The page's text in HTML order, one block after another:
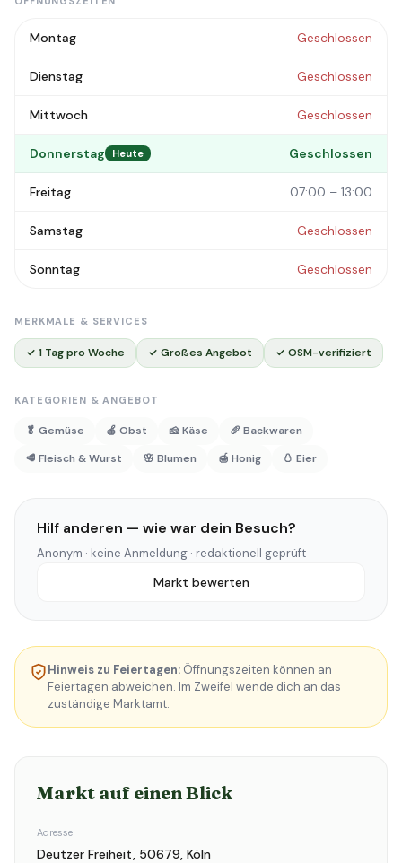
Montag Geschlossen
Dienstag Geschlossen
Mittwoch Geschlossen
Donnerstag Heute Geschlossen
Freitag 07:00 – 13:00
Samstag Geschlossen
Sonntag Geschlossen
MERKMALE & SERVICES
✓ 1 Tag pro Woche ✓ Großes Angebot ✓ OSM-verifiziert
KATEGORIEN & ANGEBOT
🥬 Gemüse 🍎 Obst 🧀 Käse
🥖 Backwaren
🥩 Fleisch & Wurst
🌸 Blumen 🍯 Honig 🥚 Eier
Hilf anderen — wie war dein Besuch?
Anonym · keine Anmeldung · redaktionell geprüft
Markt bewerten
Hinweis zu Feiertagen: Öffnungszeiten können an
Feiertagen abweichen. Im Zweifel wende dich an das
zuständige Marktamt.
Markt auf einen Blick
Adresse
Deutzer Freiheit, 50679, Köln